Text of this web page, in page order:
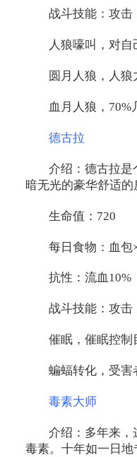
战斗技能：攻击
人狼嚎叫，对
圆月人狼，人狼
血月人狼，70%
德古拉
介绍：德古拉是
暗无光的豪华舒适的
生命值：720
每日食物：血包
抗性：流血10%
战斗技能：攻击
催眠，催眠控制
蝙蝠转化，受害
毒素大师
介绍：多年来，
毒素。十年如一日